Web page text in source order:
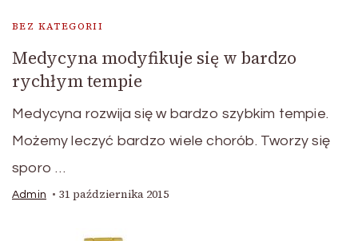
BEZ KATEGORII
Medycyna modyfikuje się w bardzo
rychłym tempie
Medycyna rozwija się w bardzo szybkim tempie.
Możemy leczyć bardzo wiele chorób. Tworzy się
sporo …
Admin 31 października 2015